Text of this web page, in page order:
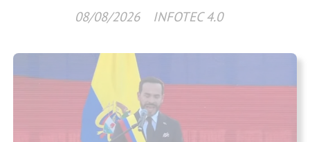
INFOTEC 4.0
08/08/2026